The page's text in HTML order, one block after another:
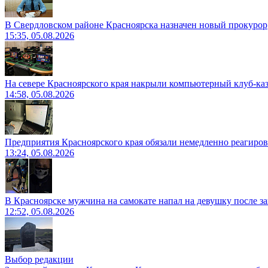
В Свердловском районе Красноярска назначен новый прокурор
15:35, 05.08.2026
На севере Красноярского края накрыли компьютерный клуб-
14:58, 05.08.2026
Предприятия Красноярского края обязали немедленно
13:24, 05.08.2026
В Красноярске мужчина на самокате напал на девушку после
12:52, 05.08.2026
Выбор редакции